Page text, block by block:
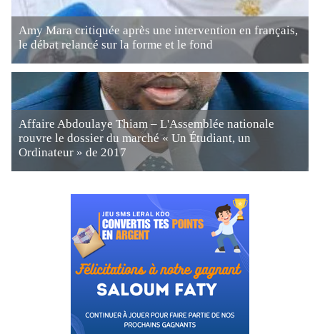
Amy Mara critiquée après une intervention en français,
le débat relancé sur la forme et le fond
Affaire Abdoulaye Thiam – L'Assemblée nationale
rouvre le dossier du marché « Un Étudiant, un
Ordinateur » de 2017